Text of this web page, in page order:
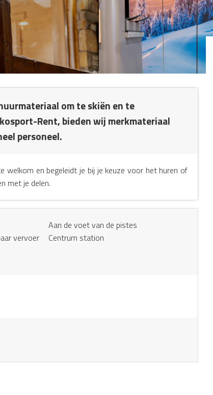
om te skiën en te
Rent, bieden wij merkmateriaal
personeel.
en begeleidt je bij je keuze voor het huren of
met je delen.
Aan de voet van de pistes
vervoer
Centrum station